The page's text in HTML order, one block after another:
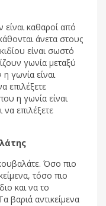
είναι καθαροί από
άνετα στους
είναι σωστό
γωνία μεταξύ
γωνία είναι
επιλέξετε
η γωνία είναι
επιλέξετε
Όσο πιο
τόσο πιο
και να το
βαριά αντικείμενα